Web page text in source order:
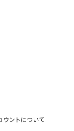
ウントについて